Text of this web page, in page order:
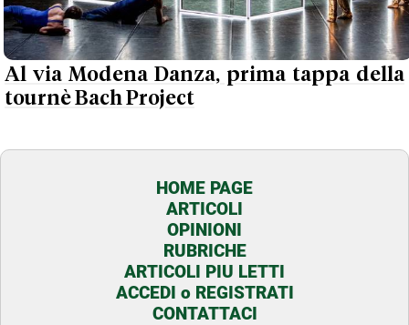
Al via Modena Danza, prima tappa della
tournè Bach Project
HOME PAGE
ARTICOLI
OPINIONI
RUBRICHE
ARTICOLI PIU LETTI
ACCEDI o REGISTRATI
CONTATTACI